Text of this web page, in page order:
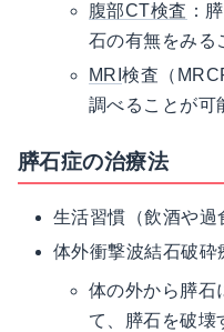
腹部CT検査 ：
石の有無をみる
MRI検査（
調べることが可
膵石症の治療法
生活習慣（飲酒や過
体外衝撃波結石破砕
体の外から膵石
て、膵石を破壊